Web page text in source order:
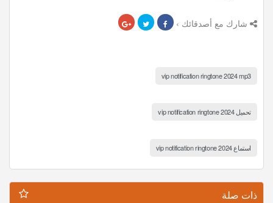
شارك مع أصدقائك ›
vip notification ringtone 2024 mp3
تحميل vip notification ringtone 2024
استماع vip notification ringtone 2024
ذات صلة